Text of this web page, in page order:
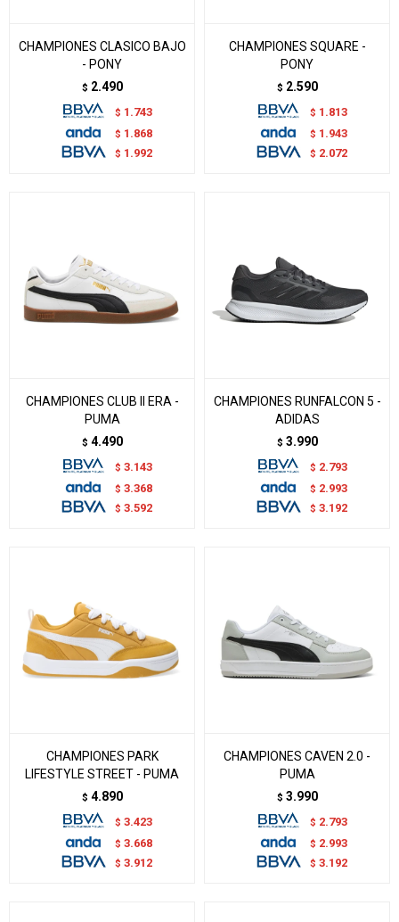
CHAMPIONES CLASICO BAJO
- PONY
$ 2.490
$ 1.743
$ 1.868
$ 1.992
CHAMPIONES SQUARE -
PONY
$ 2.590
$ 1.813
$ 1.943
$ 2.072
CHAMPIONES CLUB II ERA -
PUMA
$ 4.490
$ 3.143
$ 3.368
$ 3.592
CHAMPIONES RUNFALCON 5 -
ADIDAS
$ 3.990
$ 2.793
$ 2.993
$ 3.192
CHAMPIONES PARK
LIFESTYLE STREET - PUMA
$ 4.890
$ 3.423
$ 3.668
$ 3.912
CHAMPIONES CAVEN 2.0 -
PUMA
$ 3.990
$ 2.793
$ 2.993
$ 3.192